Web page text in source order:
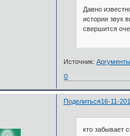
Давно
истории звук
свершится
Источник:
0
Поделиться16-11-
кто забывает